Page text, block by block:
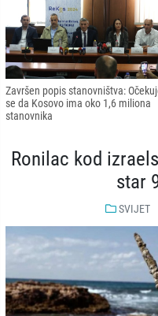
Završen popis stanovništva:
se da Kosovo ima oko 1,6 miliona
stanovnika
Ronilac kod
star
SVIJET